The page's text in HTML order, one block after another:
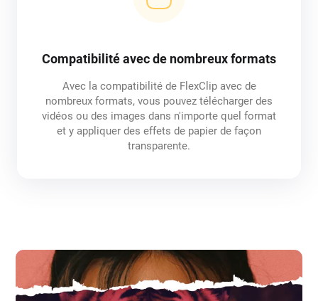
Compatibilité avec de nombreux formats
Avec la compatibilité de FlexClip avec de
nombreux formats, vous pouvez télécharger des
vidéos ou des images dans n'importe quel format
et y appliquer des effets de papier de façon
transparente.